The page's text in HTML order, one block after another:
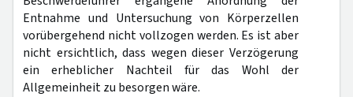
Entnahme und Untersuchung von Körperzellen
vorübergehend nicht vollzogen werden. Es ist aber
nicht ersichtlich, dass wegen dieser Verzögerung
ein erheblicher Nachteil für das Wohl der
Allgemeinheit zu besorgen wäre.